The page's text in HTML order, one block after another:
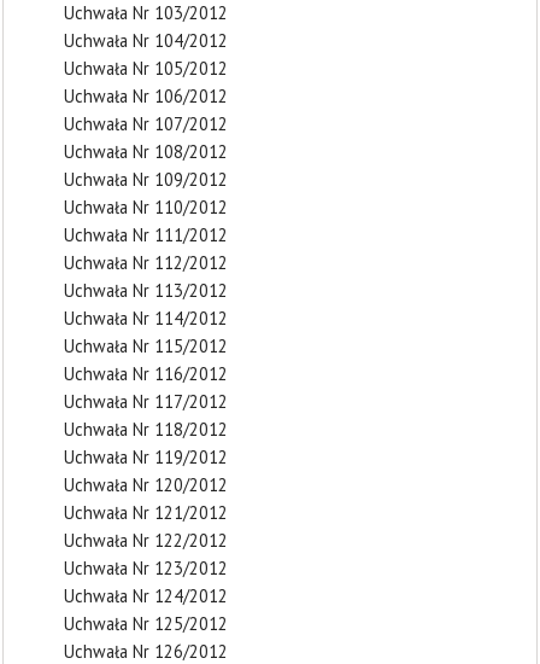
Uchwała Nr 103/2012
Uchwała Nr 104/2012
Uchwała Nr 105/2012
Uchwała Nr 106/2012
Uchwała Nr 107/2012
Uchwała Nr 108/2012
Uchwała Nr 109/2012
Uchwała Nr 110/2012
Uchwała Nr 111/2012
Uchwała Nr 112/2012
Uchwała Nr 113/2012
Uchwała Nr 114/2012
Uchwała Nr 115/2012
Uchwała Nr 116/2012
Uchwała Nr 117/2012
Uchwała Nr 118/2012
Uchwała Nr 119/2012
Uchwała Nr 120/2012
Uchwała Nr 121/2012
Uchwała Nr 122/2012
Uchwała Nr 123/2012
Uchwała Nr 124/2012
Uchwała Nr 125/2012
Uchwała Nr 126/2012